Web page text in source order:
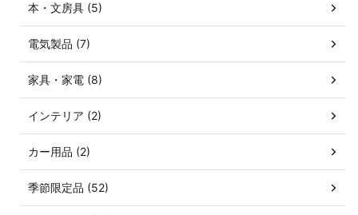
本・文房具 (5)
電気製品 (7)
家具・家電 (8)
インテリア (2)
カー用品 (2)
季節限定品 (52)